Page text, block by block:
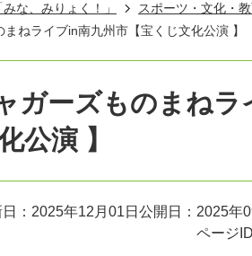
な、みりょく！」 スポーツ・文化・
ねライブin南九州市【宝くじ文化公演 】
ガーズものまねラ
公演 】
：2025年12月01日 公開日：2025年
ページID